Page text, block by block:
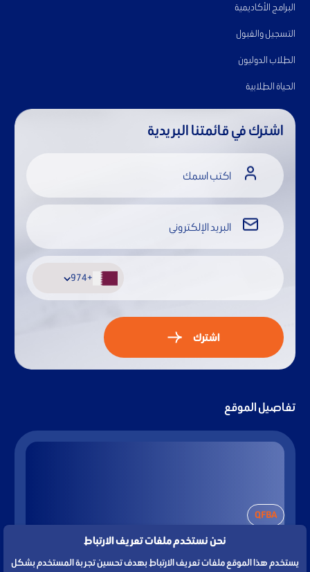
البرامج الأكاديمية
التسجيل والقبول
الطلاب الدوليون
الحياة الطلابية
اشترك في قائمتنا البريدية
+974
+974
اشترك
تفاصيل الموقع
QFBA
PO Box 23245 Doha
نحن نستخدم ملفات تعريف الارتباط
يستخدم هذا الموقع ملفات تعريف الارتباط بهدف تحسين تجربة المستخدم بشكل